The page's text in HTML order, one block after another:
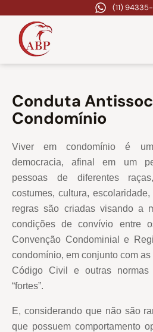
(11)
Conduta
Condomínio
Viver em condomínio é
democracia, afinal em um
pessoas de diferentes
costumes, cultura, escolaridade,
regras são criadas visando a
condições de convívio entre
Convenção Condominial e
condomínio, em conjunto com
Código Civil e outras normas
“fortes”.
E, considerando que não são
que possuem comportamento